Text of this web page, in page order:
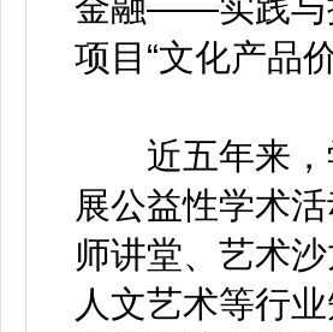
项目“文化产品
近五年来，
展公益性学术
师讲堂、艺术
人文艺术等行